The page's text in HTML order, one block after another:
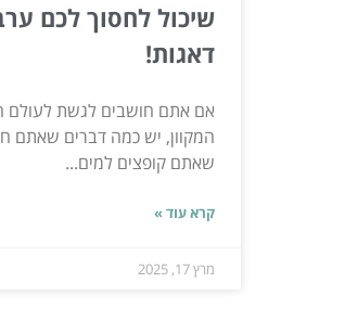
שיכול לחסוך לכם
דאגות!
אם אתם חושבים לגשת לעולם
המקוון, יש כמה דברים שאתם
שאתם קופצים למים...
קרא עוד »
מרץ 17, 2025